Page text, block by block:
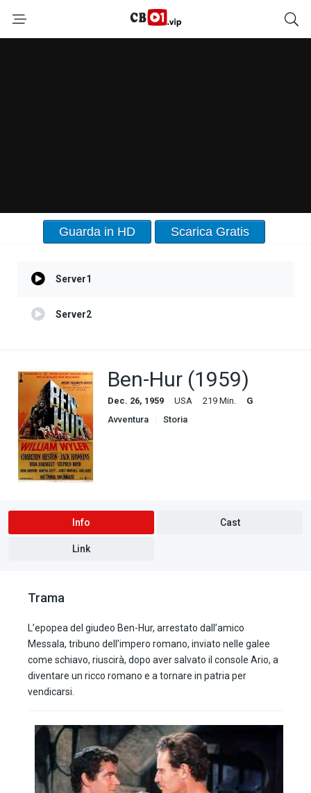
Guarda in HD Scarica Gratis
Server1
Server2
Ben-Hur (1959)
Dec. 26, 1959 USA 219 Min.
G
Avventura
Storia
Info Cast
Link
Trama
L’epopea del giudeo Ben-Hur, arrestato dall’amico
Messala, tribuno dell’impero romano, inviato nelle galee
come schiavo, riuscirà, dopo aver salvato il console Ario, a
diventare un ricco romano e a tornare in patria per
vendicarsi.